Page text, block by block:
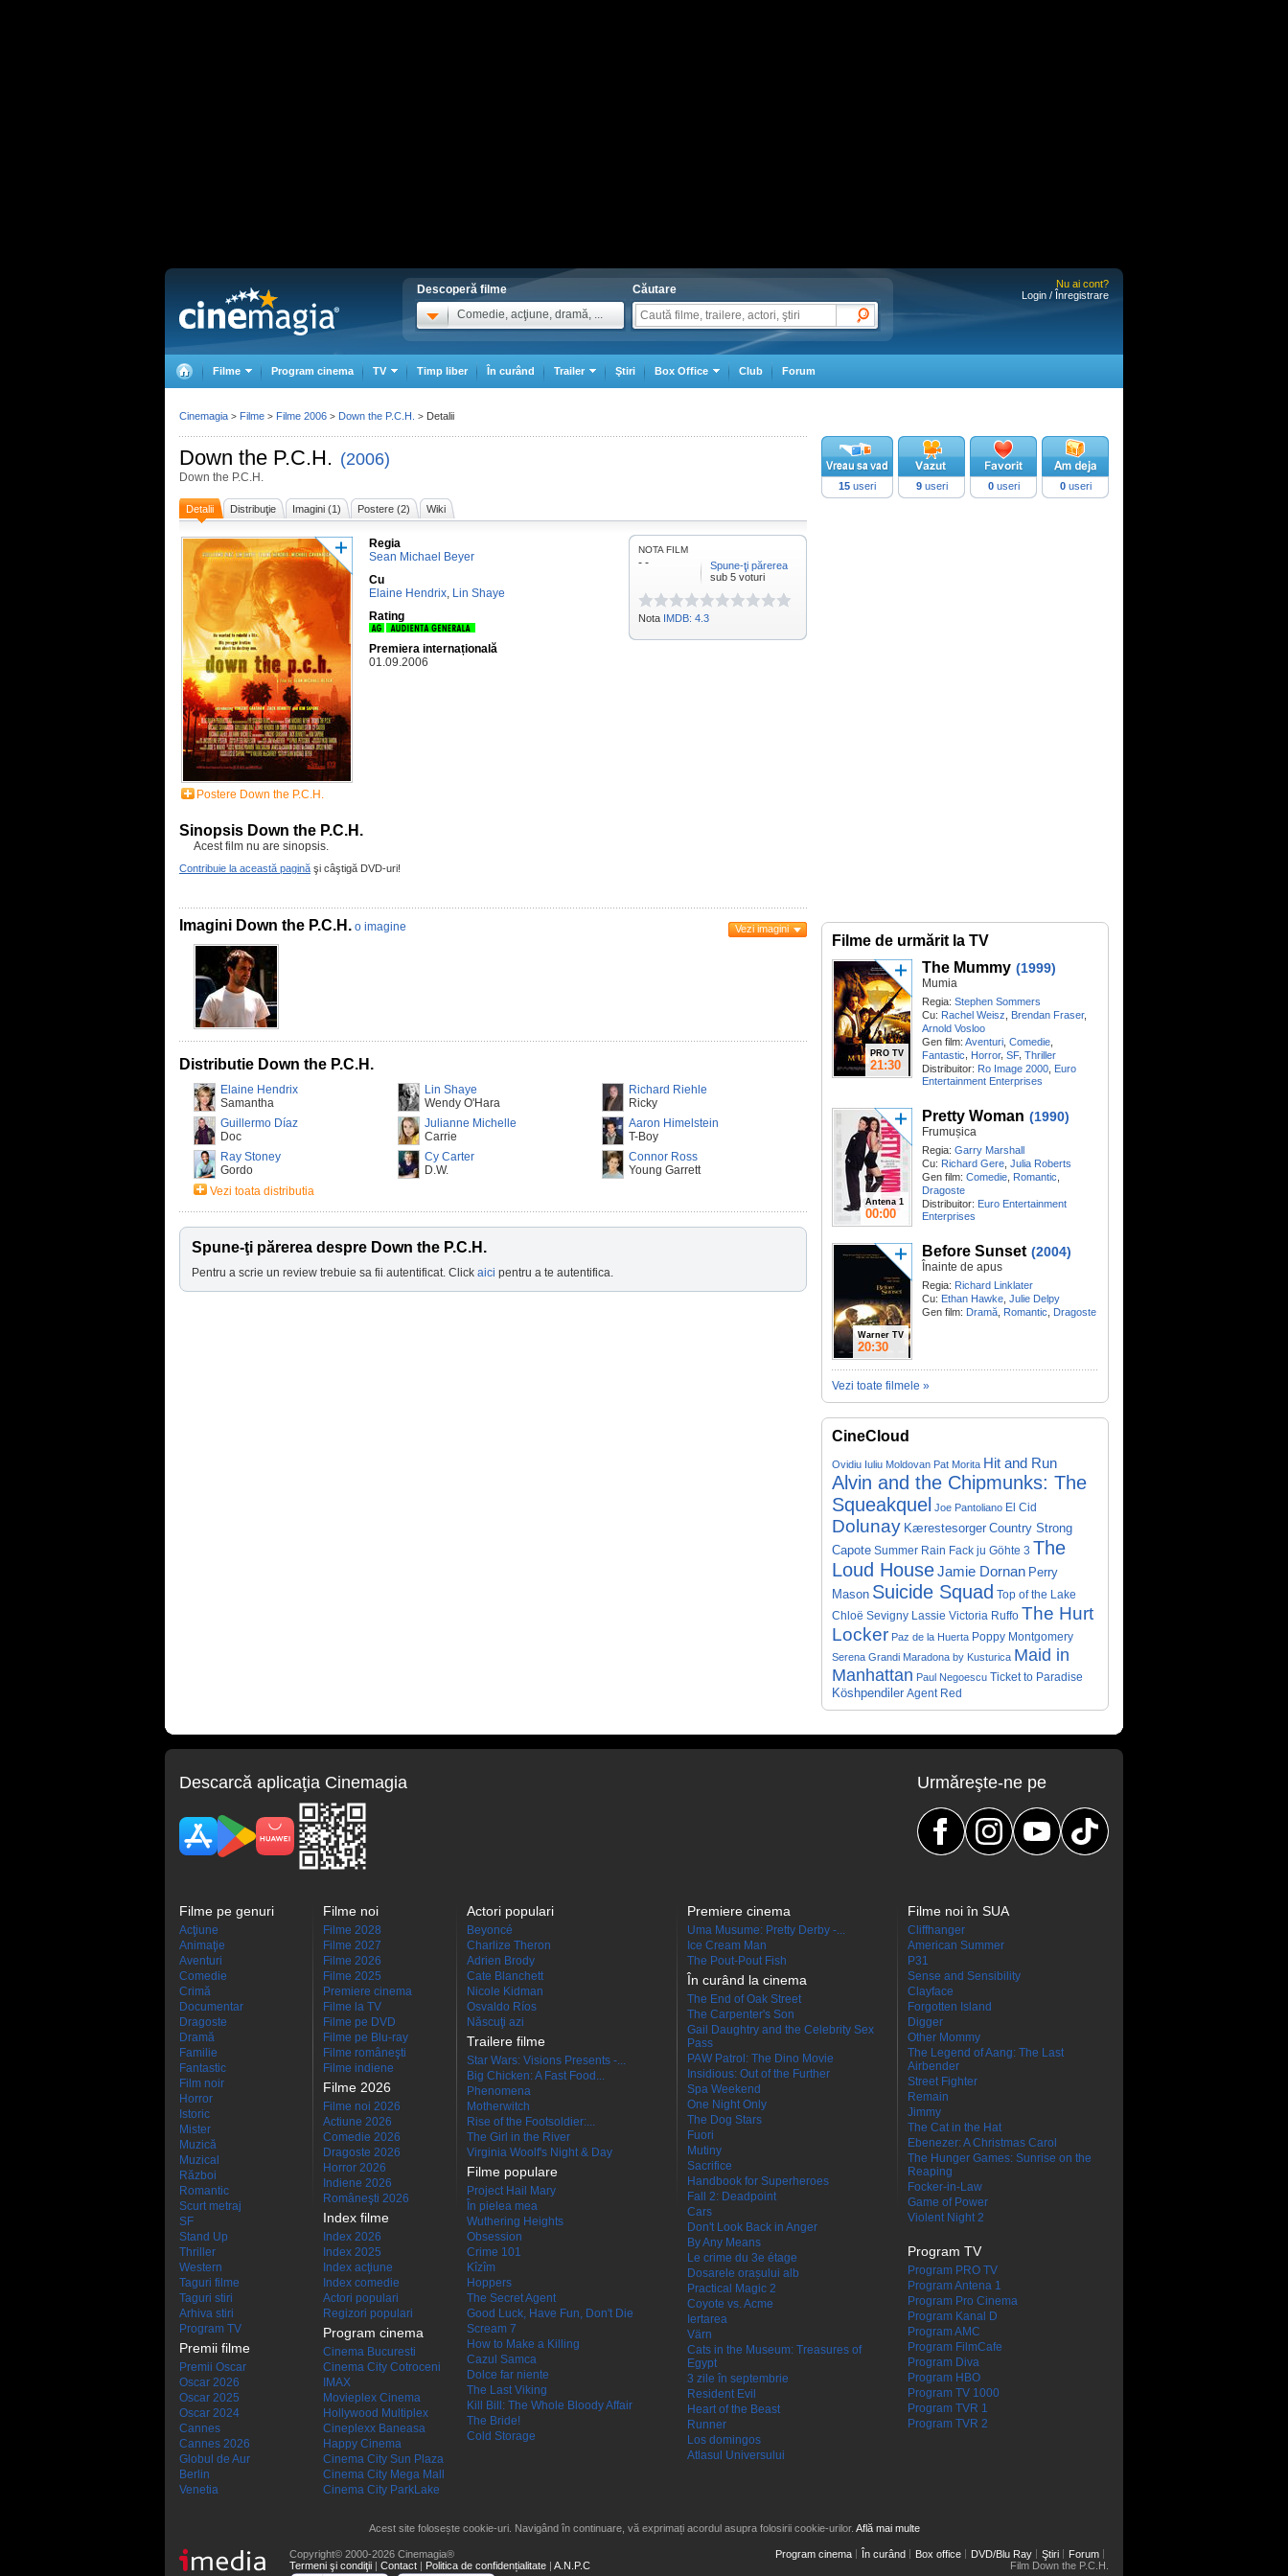
Descoperă filme
Comedie, acţiune, dramă, ...
Căutare
Nu ai cont?
Login / Înregistrare
Filme Program cinema TV Timp liber În curând Trailer Ştiri Box Office Club Forum
Down the P.C.H. (2006)
Down the P.C.H.
Detalii Distribuţie Imagini (1) Postere (2) Wiki
Postere Down the P.C.H.
Regia
Sean Michael Beyer
Cu
Elaine Hendrix, Lin Shaye
Rating
Premiera internațională
01.09.2006
Sinopsis Down the P.C.H.
Acest film nu are sinopsis.
Contribuie la această pagină şi câştigă DVD-uri!
NOTA FILM
- -
Spune-ţi părerea
sub 5 voturi
Nota IMDB: 4.3
15 useri 9useri 0useri 0useri
Imagini Down the P.C.H. o imagine Vezi imagini
Distributie Down the P.C.H.
Elaine Hendrix
Samantha
Lin Shaye
Wendy O'Hara
Richard Riehle
Ricky
Guillermo Díaz
Doc
Julianne Michelle
Carrie
Aaron Himelstein
T-Boy
Ray Stoney
Gordo
Cy Carter
D.W.
Connor Ross
Young Garrett
Vezi toata distributia
Spune-ţi părerea despre Down the P.C.H.
Pentru a scrie un review trebuie sa fii autentificat. Click aici pentru a te autentifica.
Filme de urmărit la TV
PRO TV
21:30
The Mummy (1999)
Mumia
Regia: Stephen Sommers
Cu: Rachel Weisz Brendan Fraser,
Arnold Vosloo
Gen film: Aventuri Comedie
Fantastic, Horror, SF, Thriller
Distribuitor: Ro Image 2000 Euro
Entertainment Enterprises
Antena 1
00:00
Pretty Woman (1990)
Frumușica
Regia: Garry Marshall
Cu: Richard Gere Julia Roberts
Gen film: Comedie Romantic
Dragoste
Distribuitor: Euro Entertainment
Enterprises
Warner TV
20:30
Before Sunset (2004)
Înainte de apus
Regia: Richard Linklater
Cu: Ethan Hawke Julie Delpy
Gen film: Dramă Romantic Dragoste
Vezi toate filmele »
CineCloud
Ovidiu Iuliu Moldovan Pat Morita Hit and Run
Alvin and the Chipmunks: The
Squeakquel Joe Pantoliano El Cid
Dolunay Kærestesorger Country Strong
Capote Summer Rain Fack ju Göhte 3 The
Loud HouseJamie Dornan Perry
Mason Suicide Squad Top of the Lake
Chloë Sevigny
Lassie Victoria Ruffo The Hurt
Locker Paz de la Huerta Poppy Montgomery
Serena Grandi Maradona by Kusturica Maid in
Manhattan Paul Negoescu Ticket to Paradise
Köshpendiler Agent Red
Cinemagia > Filme > Filme 2006 > Down the P.C.H. > Detalii
Descarcă aplicaţia Cinemagia Urmăreşte-ne pe
Filme pe genuri
Acţiune
Animaţie
Aventuri
Comedie
Crimă
Documentar
Dragoste
Dramă
Familie
Fantastic
Film noir
Horror
Istoric
Mister
Muzică
Muzical
Război
Romantic
Scurt metraj
SF
Stand Up
Thriller
Western
Taguri filme
Taguri stiri
Arhiva stiri
Program TV
Premii filme
Premii Oscar
Oscar 2026
Oscar 2025
Oscar 2024
Cannes
Cannes 2026
Globul de Aur
Berlin
Venetia
Filme noi
Filme 2028
Filme 2027
Filme 2026
Filme 2025
Premiere cinema
Filme la TV
Filme pe DVD
Filme pe Blu-ray
Filme româneşti
Filme indiene
Filme 2026
Filme noi 2026
Actiune 2026
Comedie 2026
Dragoste 2026
Horror 2026
Indiene 2026
Româneşti 2026
Index filme
Index 2026
Index 2025
Index acţiune
Index comedie
Actori populari
Regizori populari
Program cinema
Cinema Bucuresti
Cinema City Cotroceni
IMAX
Movieplex Cinema
Hollywood Multiplex
Cineplexx Baneasa
Happy Cinema
Cinema City Sun Plaza
Cinema City Mega Mall
Cinema City ParkLake
Actori populari
Beyoncé
Charlize Theron
Adrien Brody
Cate Blanchett
Nicole Kidman
Osvaldo Ríos
Născuţi azi
Trailere filme
Star Wars: Visions Presents -...
Big Chicken: A Fast Food...
Phenomena
Motherwitch
Rise of the Footsoldier:...
The Girl in the River
Virginia Woolf's Night & Day
Filme populare
Project Hail Mary
În pielea mea
Wuthering Heights
Obsession
Crime 101
Kîzîm
Hoppers
The Secret Agent
Good Luck, Have Fun, Don't Die
Scream 7
How to Make a Killing
Cazul Samca
Dolce far niente
The Last Viking
Kill Bill: The Whole Bloody Affair
The Bride!
Cold Storage
Premiere cinema
Uma Musume: Pretty Derby -...
Ice Cream Man
The Pout-Pout Fish
În curând la cinema
The End of Oak Street
The Carpenter's Son
Gail Daughtry and the Celebrity Sex
Pass
PAW Patrol: The Dino Movie
Insidious: Out of the Further
Spa Weekend
One Night Only
The Dog Stars
Fuori
Mutiny
Sacrifice
Handbook for Superheroes
Fall 2: Deadpoint
Cars
Don't Look Back in Anger
By Any Means
Le crime du 3e étage
Dosarele orașului alb
Practical Magic 2
Coyote vs. Acme
Iertarea
Värn
Cats in the Museum: Treasures of
Egypt
3 zile în septembrie
Resident Evil
Heart of the Beast
Runner
Los domingos
Atlasul Universului
Filme noi în SUA
Cliffhanger
American Summer
P31
Sense and Sensibility
Clayface
Forgotten Island
Digger
Other Mommy
The Legend of Aang: The Last
Airbender
Street Fighter
Remain
Jimmy
The Cat in the Hat
Ebenezer: A Christmas Carol
The Hunger Games: Sunrise on the
Reaping
Focker-in-Law
Game of Power
Violent Night 2
Program TV
Program PRO TV
Program Antena 1
Program Pro Cinema
Program Kanal D
Program AMC
Program FilmCafe
Program Diva
Program HBO
Program TV 1000
Program TVR 1
Program TVR 2
Acest site folosește cookie-uri. Navigând în continuare, vă exprimați acordul asupra folosirii cookie-urilor. Află mai multe
Copyright© 2000-2026 Cinemagia®
Termeni şi condiţii | Contact | Politica de confidențialitate | A.N.P.C
Program cinema În curând Box office DVD/Blu Ray Ştiri
Forum
Film Down the P.C.H.